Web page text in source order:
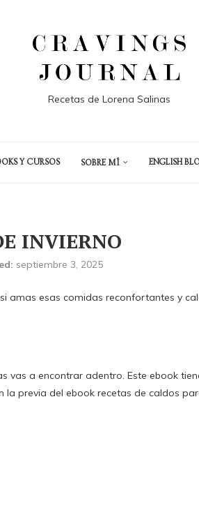
Recetas de Lorena Salinas
Y CURSOS SOBRE MÍ ENGLISH
INVIERNO
septiembre 3, 2025
amas esas comidas reconfortantes y
vas a encontrar adentro. Este ebook
la previa del ebook recetas de caldos